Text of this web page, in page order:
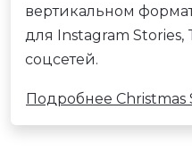
вертикальном
для Instagram Stories,
соцсетей.
Подробнее Christmas